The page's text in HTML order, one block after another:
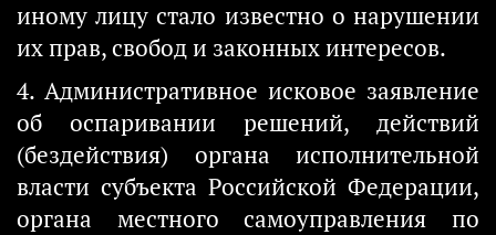
иному лицу стало известно о нарушении
их прав, свобод и законных интересов.
4. Административное исковое заявление
об оспаривании решений, действий
(бездействия) органа исполнительной
власти субъекта Российской Федерации,
органа местного самоуправления по